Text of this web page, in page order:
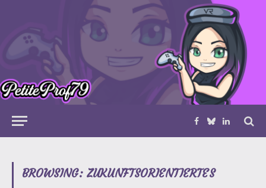
Facebook
BlueskyLinkedIn
BROWSING: ZUKUNFTSORIENTIERTES